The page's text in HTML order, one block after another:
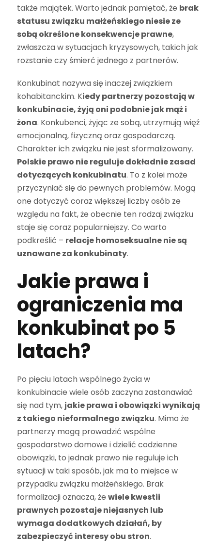
także majątek. Warto jednak pamiętać, że brak
statusu związku małżeńskiego niesie ze
sobą określone konsekwencje prawne,
zwłaszcza w sytuacjach kryzysowych, takich jak
rozstanie czy śmierć jednego z partnerów.
Konkubinat nazywa się inaczej związkiem
kohabitanckim. Kiedy partnerzy pozostają w
konkubinacie, żyją oni podobnie jak mąż i
żona. Konkubenci, żyjąc ze sobą, utrzymują więź
emocjonalną, fizyczną oraz gospodarczą.
Charakter ich związku nie jest sformalizowany.
Polskie prawo nie reguluje dokładnie zasad
dotyczących konkubinatu. To z kolei może
przyczyniać się do pewnych problemów. Mogą
one dotyczyć coraz większej liczby osób ze
względu na fakt, że obecnie ten rodzaj związku
staje się coraz popularniejszy. Co warto
podkreślić – relacje homoseksualne nie są
uznawane za konkubinaty.
Jakie prawa i
ograniczenia ma
konkubinat po 5
latach?
Po pięciu latach wspólnego życia w
konkubinacie wiele osób zaczyna zastanawiać
się nad tym, jakie prawa i obowiązki wynikają
z takiego nieformalnego związku. Mimo że
partnerzy mogą prowadzić wspólne
gospodarstwo domowe i dzielić codzienne
obowiązki, to jednak prawo nie reguluje ich
sytuacji w taki sposób, jak ma to miejsce w
przypadku związku małżeńskiego. Brak
formalizacji oznacza, że wiele kwestii
prawnych pozostaje niejasnych lub
wymaga dodatkowych działań, by
zabezpieczyć interesy obu stron.